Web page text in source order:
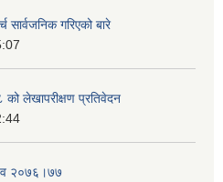
गरिएको बारे
को लेखापरीक्षण प्रतिवेदन
व २०७६।७७